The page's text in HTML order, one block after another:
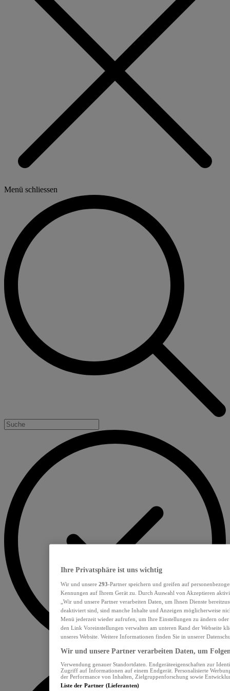
Menü schliessen
Ihre Privatsphäre ist uns wichtig
Wir und unsere 293-Partner speichern und greifen auf
Kennungen auf Ihrem Gerät zu. Durch Auswahl von Akzeptieren
„Wir und unsere Partner verarbeiten Daten, um Ihnen Dienste
deaktiviert sind, sind manche Inhalte und Anzeigen möglicherweise
Menü jederzeit wieder aufrufen, um Ihre Einstellungen zu ändern
den Link Voreinstellungen verwalten am unteren Rand der Webseite
unseres Website. Weitere Informationen finden Sie in unserer
Wir und unsere Partner verarbeiten Daten, um
Verwendung genauer Standortdaten. Endgeräteeigenschaften zur
Zugriff auf Informationen auf einem Endgerät. Personalisierte
der Performance von Inhalten, Zielgruppenforschung sowie
Liste der Partner (Lieferanten)